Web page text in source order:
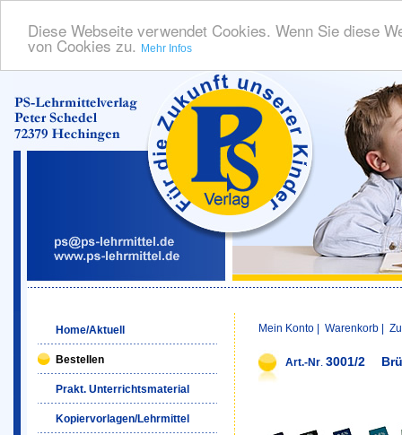
Diese Webseite verwendet Cookies. Wenn Sie diese
von Cookies zu. Mehr Infos
Home/Aktuell
Bestellen
Prakt. Unterrichtsmaterial
Kopiervorlagen/Lehrmittel
Mein Konto Warenkorb
Art.-Nr. 3001/2